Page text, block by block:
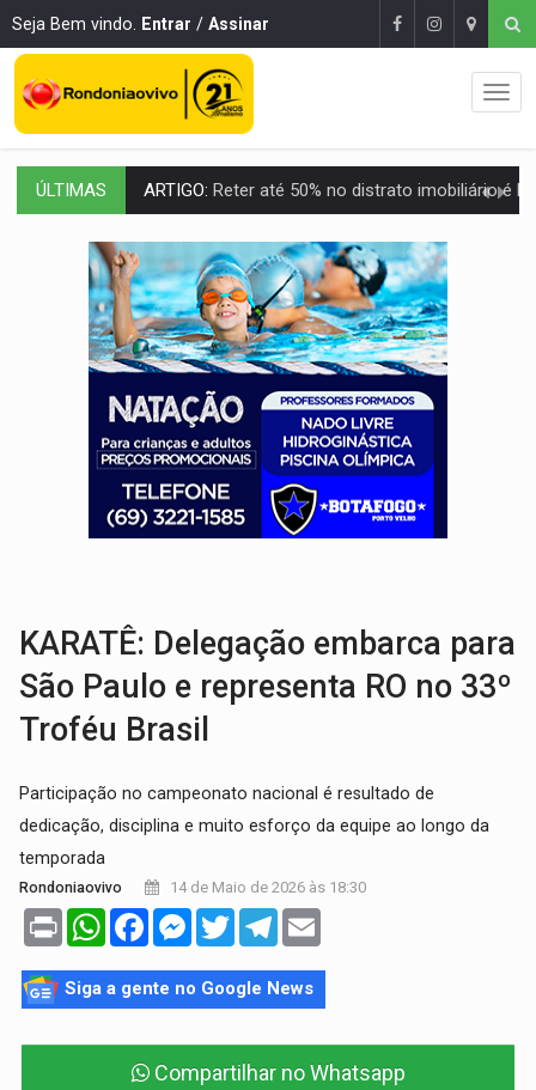
Seja Bem vindo. Entrar / Assinar
ÚLTIMAS DO HOSPITAL AO CAMPO: Veja as mais de 200 ações de Marcos
EXPANSÃO:Grupo Nova Era amplia presença em PVH e transforma Aramix
ROTA GLOBAL: PCC amplia presença internacional e transforma Brasil em
CONEXÃO RONDONIAOVIVO:Museólogo Antônio Ocampo conduz a história de
EXTENSÃO DE DANOS:Ferroviários pedem ao Iphan recuperação de área
VARIANDO O CARDÁPIO:Veja essa receita de carne assada para o
PREJUÍZO AOS ESTUDANTES:Greve dos professores em PVH é
POSSESSÃO DE DEBORAH LOGAN:
KARATÊ: Delegação embarca para
São Paulo e representa RO no 33º
Troféu Brasil
Participação no campeonato nacional é resultado de
dedicação, disciplina e muito esforço da equipe ao longo da
temporada
Rondoniaovivo 14 de Maio de 2026 às 18:30
Print WhatsAppFacebookMessenger
TwitterTelegram
Siga a gente no Google News
Compartilhar no Whatsapp